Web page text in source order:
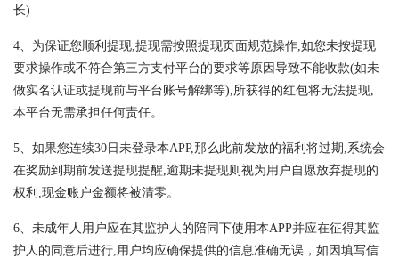
长)
4、为保证您顺利提现,提现需按照提现页面规范操作,如您未按提现
要求操作或不符合第三方支付平台的要求等原因导致不能收款(如未
做实名认证或提现前与平台账号解绑等),所获得的红包将无法提现,
本平台无需承担任何责任。
5、如果您连续30日未登录本APP,那么此前发放的福利将过期,系统会
在奖励到期前发送提现提醒,逾期未提现则视为用户自愿放弃提现的
权利,现金账户金额将被清零。
6、未成年人用户应在其监护人的陪同下使用本APP并应在征得其监
护人的同意后进行,用户均应确保提供的信息准确无误，如因填写信